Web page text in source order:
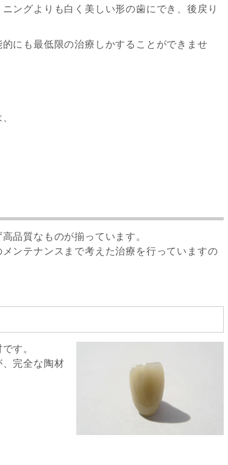
ングよりも白く美しい形の歯にでき、後戻り
にも最低限の治療しかすることができませ
品質なものが揃っています。
ンテナンスまで考えた治療を行っていますの
す。
完全な陶材